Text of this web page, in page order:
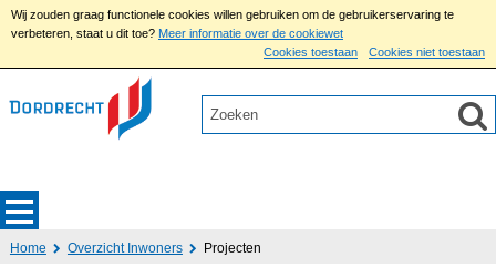
Wij zouden graag functionele cookies willen gebruiken om de gebruikerservaring te
verbeteren, staat u dit toe? Meer informatie over de cookiewet
Cookies toestaan
Cookies niet toestaan
Home Overzicht Inwoners Projecten